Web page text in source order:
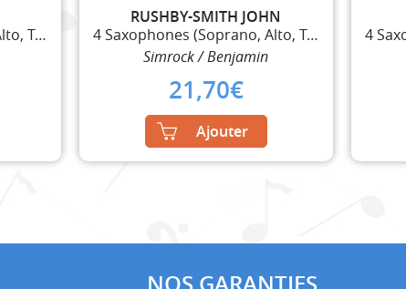
4 Saxophones (Soprano, Alto, Ténor, Baryton)
RUSHBY-SMITH JOHN
4 Saxophones (Soprano, Alto, Ténor, Baryton)
Simrock / Benjamin
21,70€
Ajouter
NOS GARANTIES